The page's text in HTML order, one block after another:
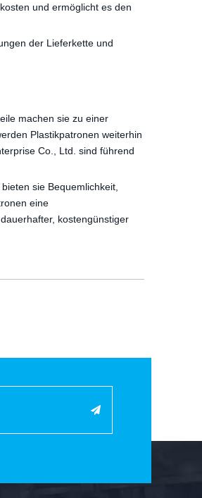
und ermöglicht es den
der Lieferkette und
machen sie zu einer
Plastikpatronen weiterhin
Co., Ltd. sind führend
sie Bequemlichkeit,
eine
kostengünstiger